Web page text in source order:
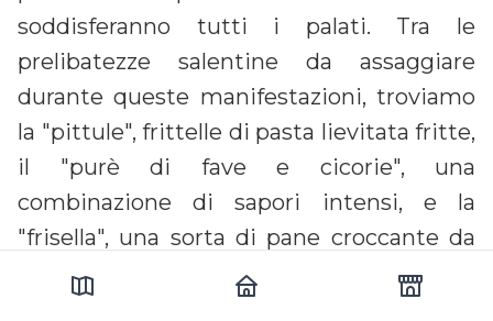
soddisferanno tutti i palati. Tra le
prelibatezze salentine da assaggiare
durante queste manifestazioni, troviamo
la "pittule", frittelle di pasta lievitata fritte,
il "purè di fave e cicorie", una
combinazione di sapori intensi, e la
"frisella", una sorta di pane croccante da
gustare con pomodori e olio extravergine